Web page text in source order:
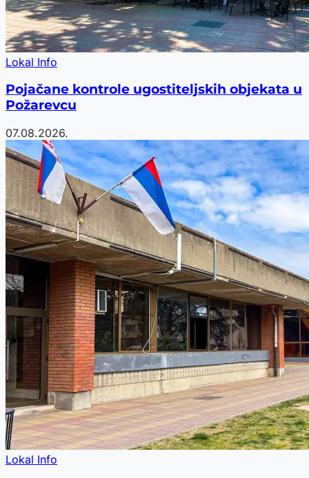
Lokal Info
Pojačane kontrole ugostiteljskih objekata u
Požarevcu
07.08.2026.
Lokal Info